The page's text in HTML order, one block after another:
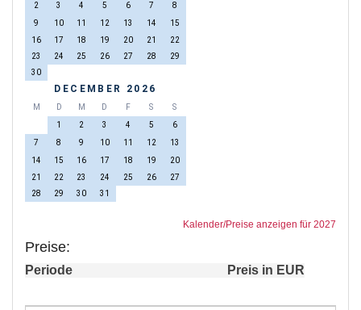
2
3 4 5 6 7
8
9
10 11 12 13 14
15
16
17 18 19 20 21
22
23
24 25 26 27 28
29
30
DECEMBER 2026
M D M D F S
S
1
2 3 4 5
6
7
8 9 10 11 12
13
14
15 16 17 18 19
20
21
22 23 24 25 26
27
28
29 30 31
Kalender/Preise anzeigen für 2027
Preise:
Periode Preis in EUR